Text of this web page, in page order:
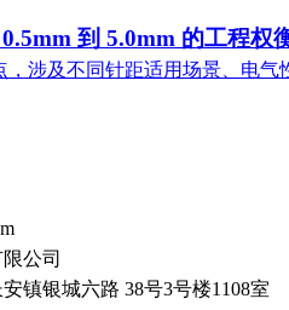
到 5.0mm 的工程权
，涉及不同针距适用场景、电
公司
镇银城六路 38号3号楼1108室